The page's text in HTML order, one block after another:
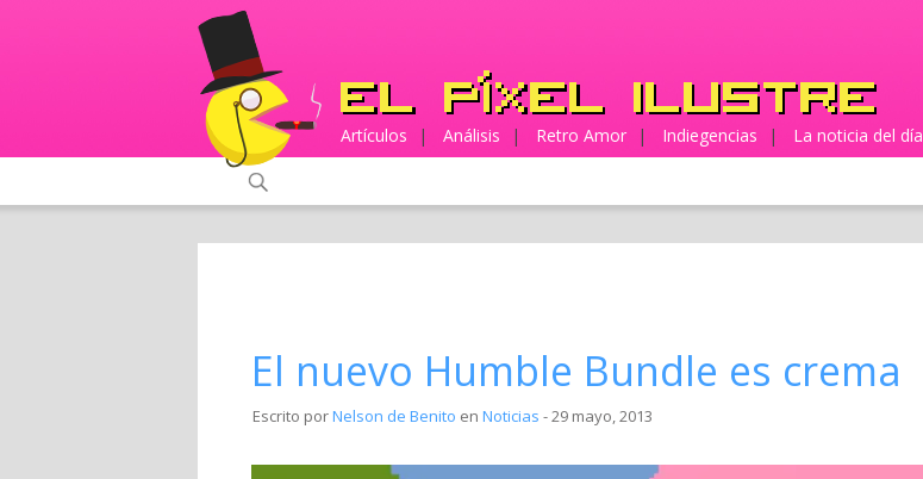
Artículos | Análisis | Retro Amor | Indiegencias | La noticia del día
El nuevo Humble Bundle es crema
Escrito porNelson de Benito en Noticias - 29 mayo, 2013